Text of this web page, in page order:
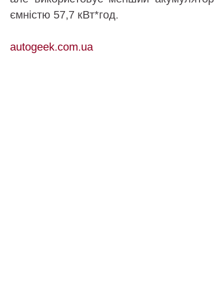
ємністю 57,7 кВт*год.
autogeek.com.ua